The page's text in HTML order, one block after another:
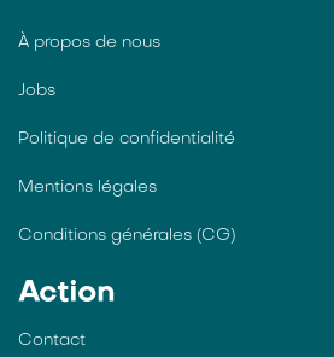
À propos de nous
Jobs
Politique de confidentialité
Mentions légales
Conditions générales (CG)
Action
Contact